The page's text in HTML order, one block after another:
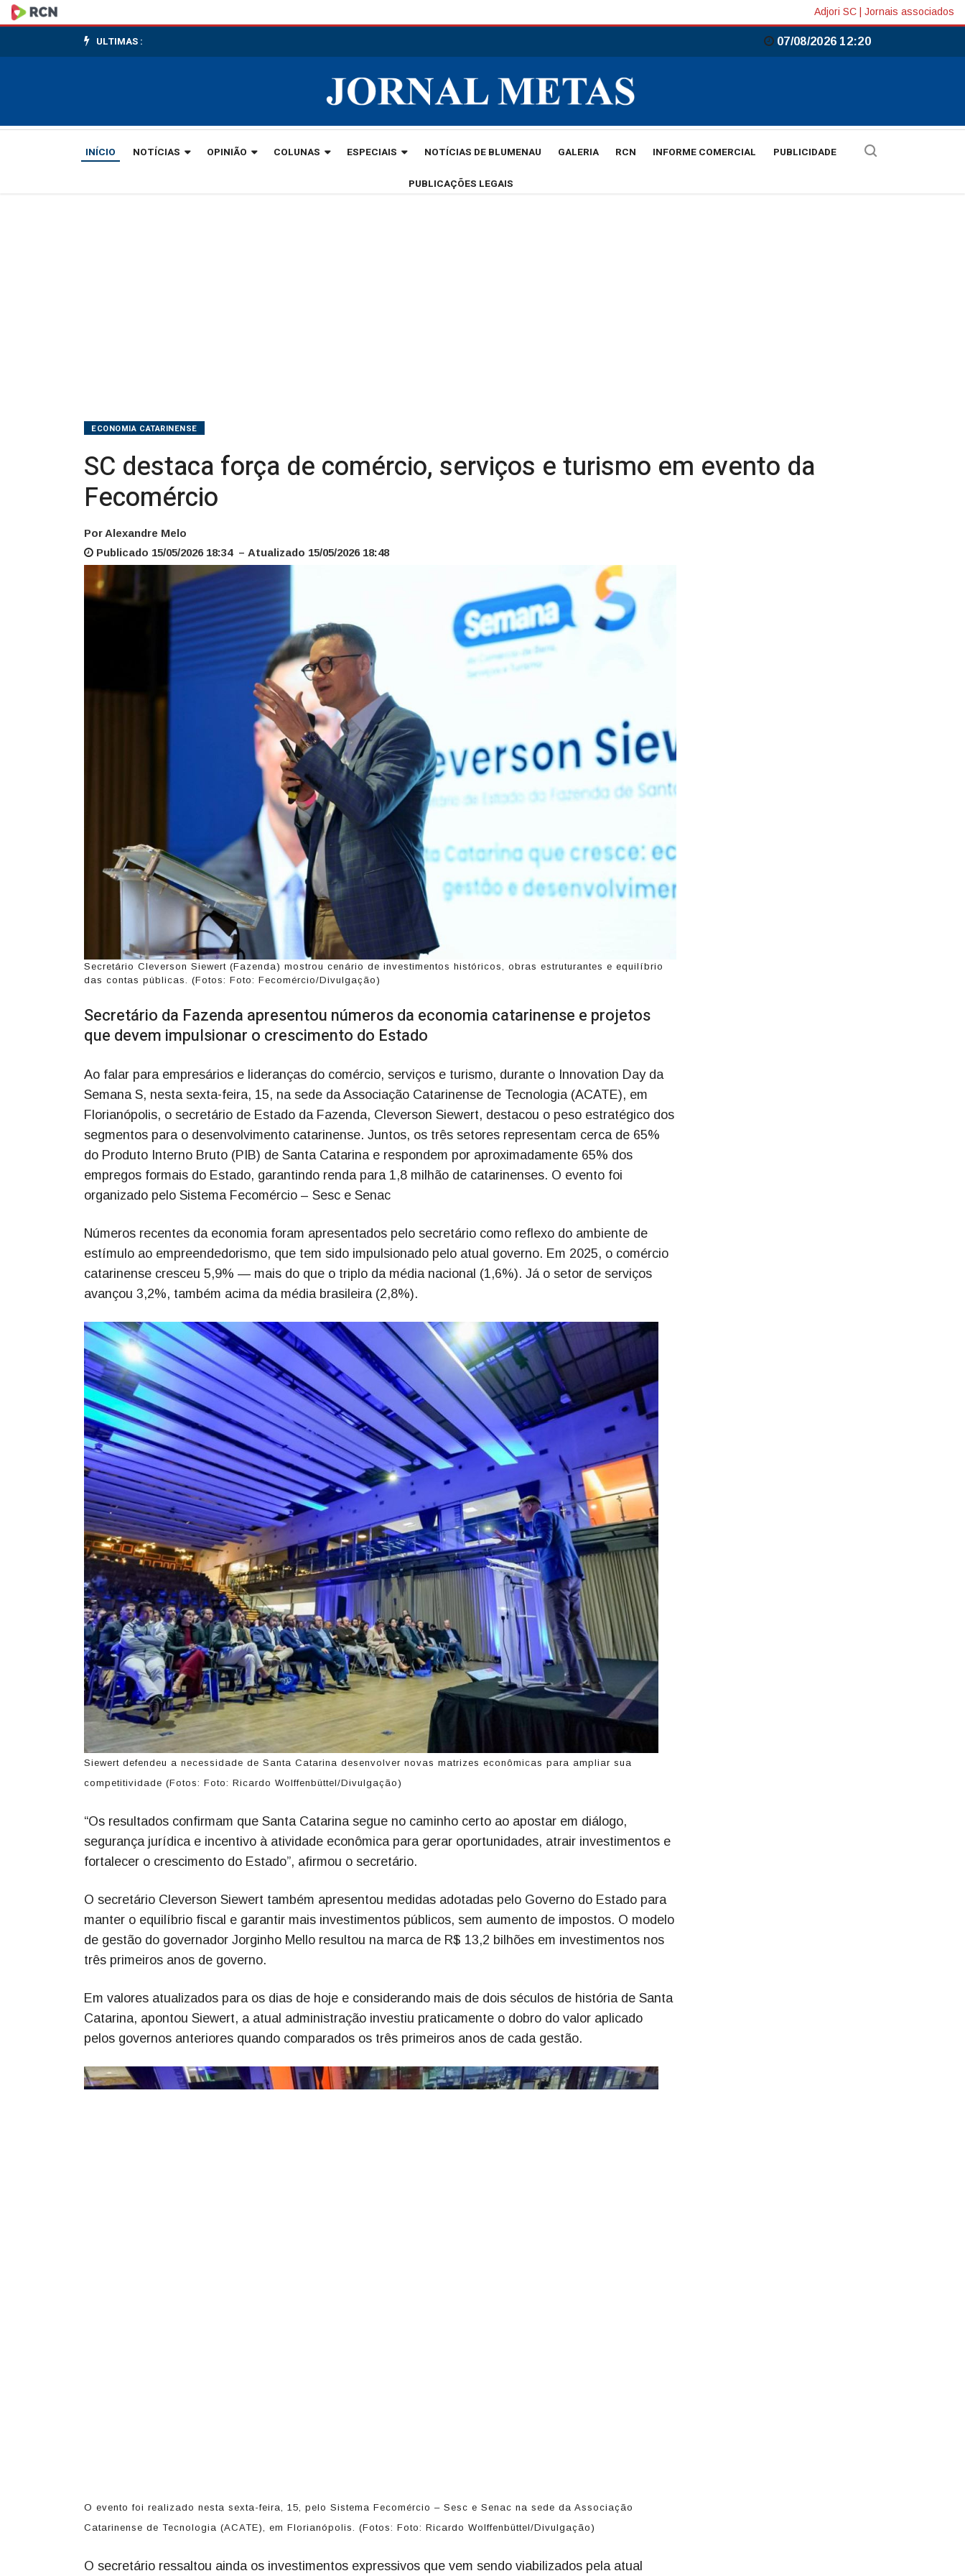
SC
destaca
comércio,
serviços
Adjori SC Jornais associados
ULTIMAS : 07/08/2026 12:20
INÍCIO NOTÍCIAS OPINIÃO COLUNAS ESPECIAIS NOTÍCIAS DE BLUMENAU GALERIA RCN INFORME COMERCIAL PUBLICIDADE
PUBLICAÇÕES LEGAIS
ECONOMIA CATARINENSE
SC destaca força de comércio, serviços e turismo em evento da
Fecomércio
Por Alexandre Melo
Publicado 15/05/2026 18:34 – Atualizado 15/05/2026 18:48
Secretário Cleverson Siewert (Fazenda) mostrou cenário de investimentos históricos, obras estruturantes e equilíbrio
das contas públicas. (Fotos: Foto: Fecomércio/Divulgação)
Secretário da Fazenda apresentou números da economia catarinense e projetos
que devem impulsionar o crescimento do Estado
Ao falar para empresários e lideranças do comércio, serviços e turismo, durante o Innovation Day da
Semana S, nesta sexta-feira, 15, na sede da Associação Catarinense de Tecnologia (ACATE), em
Florianópolis, o secretário de Estado da Fazenda, Cleverson Siewert, destacou o peso estratégico dos
segmentos para o desenvolvimento catarinense. Juntos, os três setores representam cerca de 65%
do Produto Interno Bruto (PIB) de Santa Catarina e respondem por aproximadamente 65% dos
empregos formais do Estado, garantindo renda para 1,8 milhão de catarinenses. O evento foi
organizado pelo Sistema Fecomércio – Sesc e Senac
Números recentes da economia foram apresentados pelo secretário como reflexo do ambiente de
estímulo ao empreendedorismo, que tem sido impulsionado pelo atual governo. Em 2025, o comércio
catarinense cresceu 5,9% — mais do que o triplo da média nacional (1,6%). Já o setor de serviços
avançou 3,2%, também acima da média brasileira (2,8%).
Siewert defendeu a necessidade de Santa Catarina desenvolver novas matrizes econômicas para ampliar sua
competitividade (Fotos: Foto: Ricardo Wolffenbüttel/Divulgação)
“Os resultados confirmam que Santa Catarina segue no caminho certo ao apostar em diálogo,
segurança jurídica e incentivo à atividade econômica para gerar oportunidades, atrair investimentos e
fortalecer o crescimento do Estado”, afirmou o secretário.
O secretário Cleverson Siewert também apresentou medidas adotadas pelo Governo do Estado para
manter o equilíbrio fiscal e garantir mais investimentos públicos, sem aumento de impostos. O modelo
de gestão do governador Jorginho Mello resultou na marca de R$ 13,2 bilhões em investimentos nos
três primeiros anos de governo.
Em valores atualizados para os dias de hoje e considerando mais de dois séculos de história de Santa
Catarina, apontou Siewert, a atual administração investiu praticamente o dobro do valor aplicado
pelos governos anteriores quando comparados os três primeiros anos de cada gestão.
O evento foi realizado nesta sexta-feira, 15, pelo Sistema Fecomércio – Sesc e Senac na sede da Associação
Catarinense de Tecnologia (ACATE), em Florianópolis. (Fotos: Foto: Ricardo Wolffenbüttel/Divulgação)
O secretário ressaltou ainda os investimentos expressivos que vem sendo viabilizados pela atual